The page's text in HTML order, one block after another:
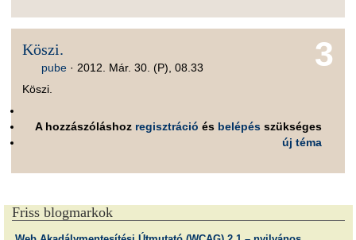
3
Köszi.
pube · 2012. Már. 30. (P), 08.33
Köszi.
A hozzászóláshoz regisztráció és belépés szükséges
új téma
Friss blogmarkok